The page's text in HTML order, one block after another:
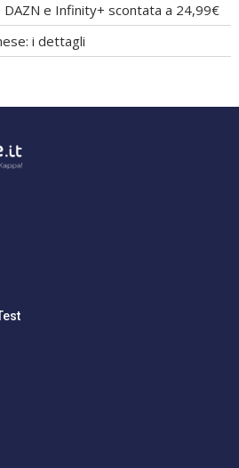
DAZN e Infinity+ scontata a 24,99€
i dettagli